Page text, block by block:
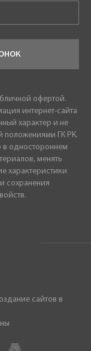
офертой.
интернет-сайта
характер и не
положениями ГК РК.
в одностороннем
менять
характеристики
сохранения
сайтов в